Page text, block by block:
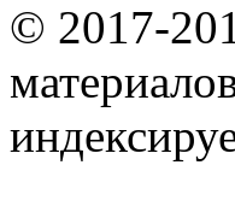
© 2017-